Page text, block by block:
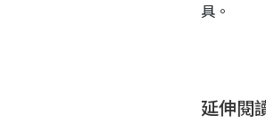
具。
延伸閱